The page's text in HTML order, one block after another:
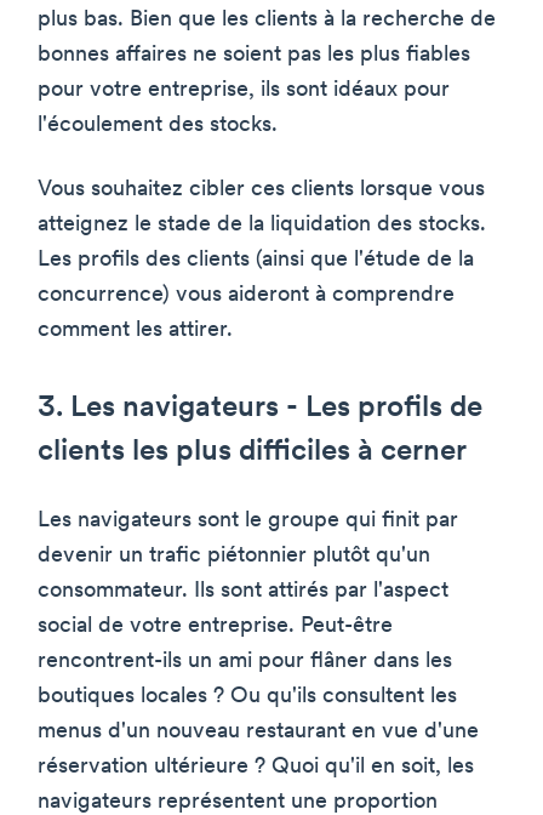
plus bas. Bien que les clients à la recherche de
bonnes affaires ne soient pas les plus fiables
pour votre entreprise, ils sont idéaux pour
l'écoulement des stocks.
Vous souhaitez cibler ces clients lorsque vous
atteignez le stade de la liquidation des stocks.
Les profils des clients (ainsi que l'étude de la
concurrence) vous aideront à comprendre
comment les attirer.
3. Les navigateurs - Les profils de
clients les plus difficiles à cerner
Les navigateurs sont le groupe qui finit par
devenir un trafic piétonnier plutôt qu'un
consommateur. Ils sont attirés par l'aspect
social de votre entreprise. Peut-être
rencontrent-ils un ami pour flâner dans les
boutiques locales ? Ou qu'ils consultent les
menus d'un nouveau restaurant en vue d'une
réservation ultérieure ? Quoi qu'il en soit, les
navigateurs représentent une proportion